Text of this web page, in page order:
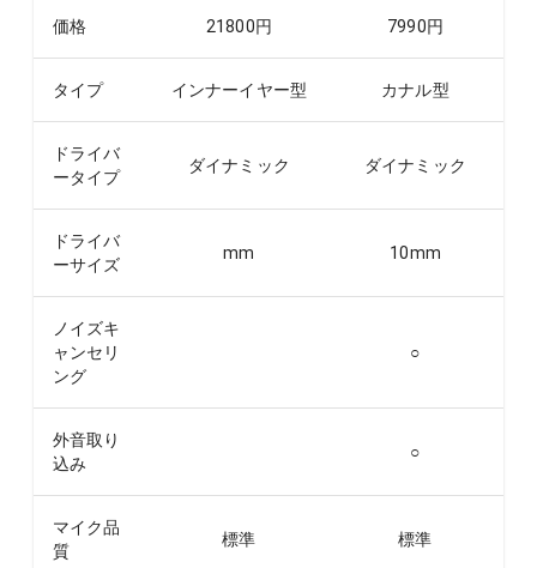
価格 21800円 7990円
タイプ インナーイヤー型 カナル型
ドライバ
ータイプ
ダイナミック ダイナミック
ドライバ
ーサイズ
mm 10mm
ノイズキ
ャンセリ
ング
○
外音取り
込み
○
マイク品
質
標準 標準